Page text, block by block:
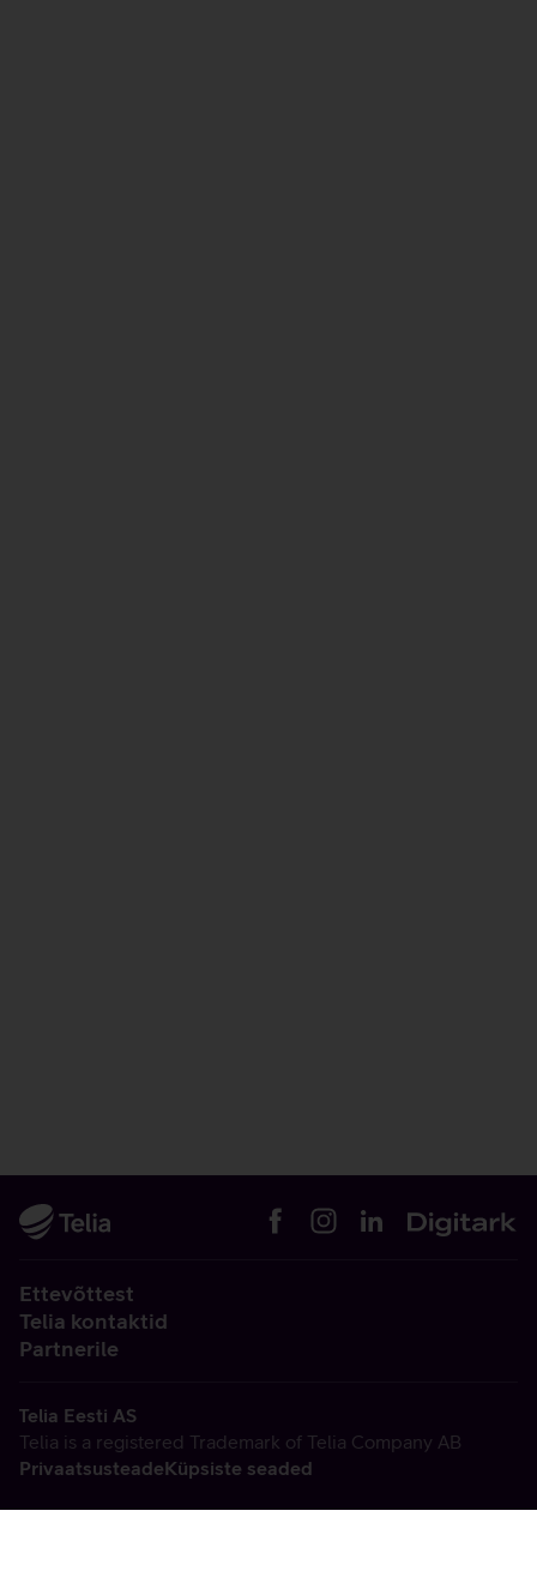
Ettevõttest
Telia kontaktid
Partnerile
Telia Eesti AS
Telia is a registered Trademark of Telia Company AB
PrivaatsusteadeKüpsiste seaded